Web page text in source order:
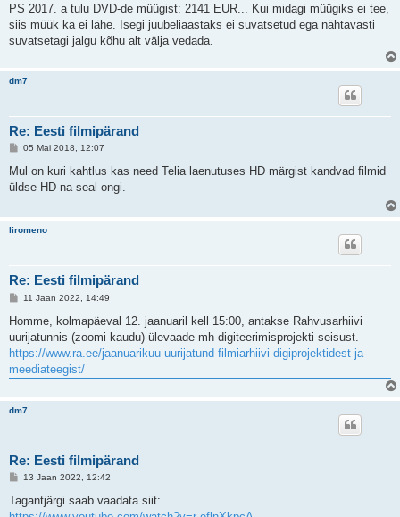
PS 2017. a tulu DVD-de müügist: 2141 EUR... Kui midagi müügiks ei tee,
siis müük ka ei lähe. Isegi juubeliaastaks ei suvatsetud ega nähtavasti
suvatsetagi jalgu kõhu alt välja vedada.
dm7
Re: Eesti filmipärand
P
s
i
05 Mai 2018, 12:07
Mul on kuri kahtlus kas need Telia laenutuses HD märgist kandvad filmid
üldse HD-na seal ongi.
liromeno
Re: Eesti filmipärand
P
s
i
t
u
s
11 Jaan 2022, 14:49
Homme, kolmapäeval 12. jaanuaril kell 15:00, antakse Rahvusarhiivi
uurijatunnis (zoomi kaudu) ülevaade mh digiteerimisprojekti seisust.
https://www.ra.ee/jaanuarikuu-uurijatund-filmiarhiivi-digiprojektidest-ja-
meediateegist/
dm7
Re: Eesti filmipärand
P
s
13 Jaan 2022, 12:42
Tagantjärgi saab vaadata siit: